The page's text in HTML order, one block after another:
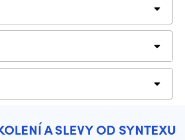
A SLEVY OD SYNTEXU